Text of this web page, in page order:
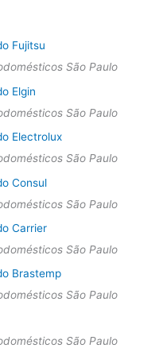
Fujitsu
São Paulo
Elgin
São Paulo
Electrolux
São Paulo
Consul
São Paulo
Carrier
São Paulo
Brastemp
São Paulo
São Paulo